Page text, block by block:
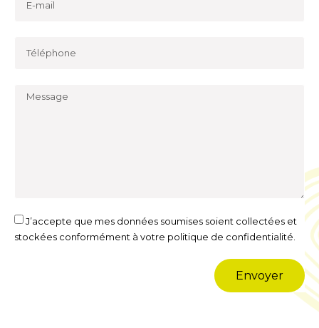
J’accepte que mes données soumises soient collectées et
stockées conformément à votre politique de confidentialité.
Envoyer